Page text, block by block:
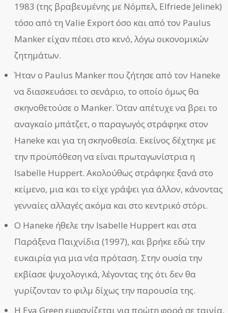
1983 (της βραβευμένης με Νόμπελ, Elfriede Jelinek)
τόσο από τη Valie Export όσο και από τον Paulus
Manker είχαν πέσει στο κενό, λόγω οικονομικών
ζητημάτων.
Ήταν ο Paulus Manker που ζήτησε από τον Haneke
να διασκευάσει το σενάριο, το οποίο όμως θα
σκηνοθετούσε ο Manker. Όταν απέτυχε να βρει το
αναγκαίο μπάτζετ, ο παραγωγός στράφηκε στον
Haneke και για τη σκηνοθεσία. Εκείνος δέχτηκε με
την προϋπόθεση να είναι πρωταγωνίστρια η
Isabelle Huppert. Ακολούθως στράφηκε ξανά στο
κείμενο, μια και το είχε γράψει για άλλον, κάνοντας
γενναίες αλλαγές ακόμα και στο κεντρικό στόρι.
Ο Haneke ήθελε την Isabelle Huppert και στα
Παράξενα Παιχνίδια (1997), και βρήκε εδώ την
ευκαιρία για μια νέα πρόταση. Στην ουσία την
εκβίασε ψυχολογικά, λέγοντας της ότι δεν θα
γυρίζονταν το φιλμ δίχως την παρουσία της.
Η Eva Green εμφανίζεται για πρώτη φορά σε ταινία,